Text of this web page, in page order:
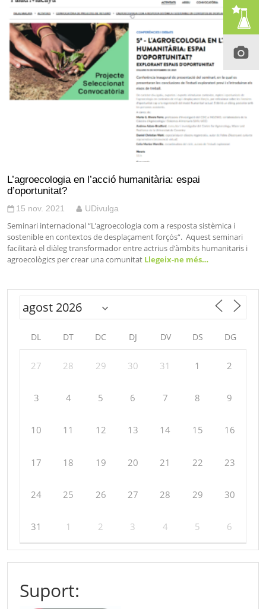
L’agroecologia en l’acció humanitària: espai
d’oportunitat?
15 nov. 2021 UDivulga
Seminari internacional “L’agroecologia com a resposta sistèmica i
sostenible en contextos de desplaçament forçós“. Aquest seminari
facilitarà el diàleg transformador entre actrius d’àmbits humanitaris i
agroecològics per crear una comunitat Llegeix-ne més…
DL DT DC DJ DV DS DG
27 28 29 30 31 1 2
3 4 5 6 7 8 9
10 11 12 13 14 15 16
17 18 19 20 21 22 23
24 25 26 27 28 29 30
31 1 2 3 4 5 6
Suport: